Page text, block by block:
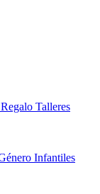
Talleres
Infantiles